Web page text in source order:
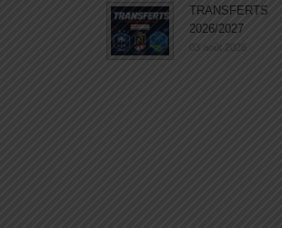
TRANSFERTS
2026/2027
03 août 2026